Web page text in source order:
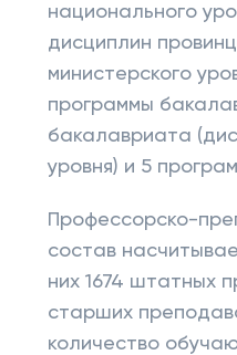
национального
дисциплин
министерского
программы
бакалавриата
уровня) и 5
Профессорско-
состав
них 1674 штатных
старших
количество